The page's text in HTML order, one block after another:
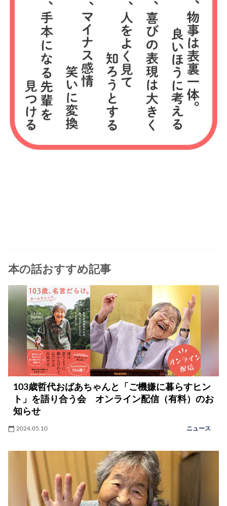
本の話おすすめ記事
103歳哲代おばあちゃんと「ご機嫌に暮らすヒン
ト」を語り合う会 オンライン配信（有料）のお
知らせ
2024.05.10 ニュース